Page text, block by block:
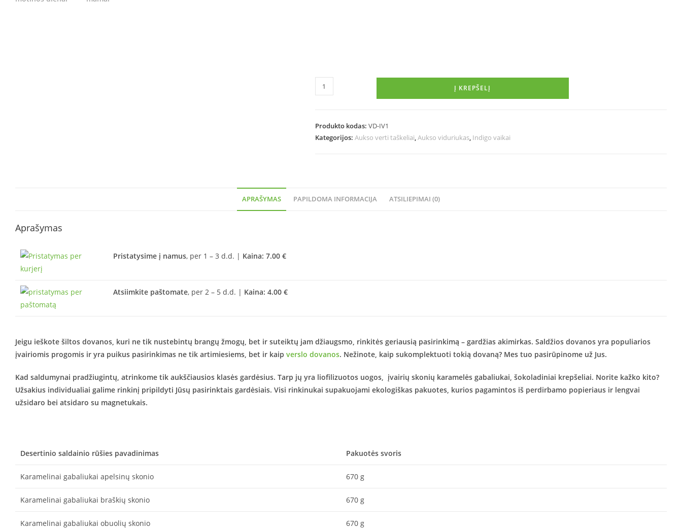
Į KREPŠELĮ
Produkto kodas: VD-IV1
Kategorijos: Aukso verti taškeliai,Aukso viduriukas, Indigo vaikai
APRAŠYMAS PAPILDOMA INFORMACIJA ATSILIEPIMAI (0)
Aprašymas
Pristatysime į namus, per 1 – 3 d.d. | Kaina: 7.00 €
Atsiimkite paštomate, per 2 – 5 d.d. | Kaina: 4.00 €
Jeigu ieškote šiltos dovanos, kuri ne tik nustebintų brangų žmogų, bet ir suteiktų jam džiaugsmo, rinkitės geriausią pasirinkimą – gardžias akimirkas. Saldžios dovanos yra populiarios
įvairiomis progomis ir yra puikus pasirinkimas ne tik artimiesiems, bet ir kaip verslo dovanos. Nežinote, kaip sukomplektuoti tokią dovaną? Mes tuo pasirūpinome už Jus.
Kad saldumynai pradžiugintų, atrinkome tik aukščiausios klasės gardėsius. Tarp jų yra liofilizuotos uogos, įvairių skonių karamelės gabaliukai, šokoladiniai krepšeliai. Norite kažko kito?
Užsakius individualiai galime rinkinį pripildyti Jūsų pasirinktais gardėsiais. Visi rinkinukai supakuojami ekologiškas pakuotes, kurios pagamintos iš perdirbamo popieriaus ir lengvai
užsidaro bei atsidaro su magnetukais.
Desertinio saldainio rūšies pavadinimas Pakuotės svoris
Karamelinai gabaliukai apelsinų skonio 670 g
Karamelinai gabaliukai braškių skonio 670 g
Karamelinai gabaliukai obuolių skonio 670 g